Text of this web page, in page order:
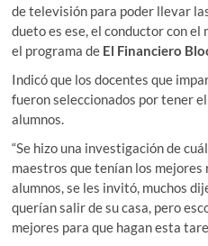
de televisión para poder llevar
dueto es ese, el conductor con el
el programa de El Financiero
Indicó que los docentes que
fueron seleccionados por tener
alumnos.
“Se hizo una investigación de
maestros que tenían los mejores
alumnos, se les invitó, muchos
querían salir de su casa, pero
mejores para que hagan esta